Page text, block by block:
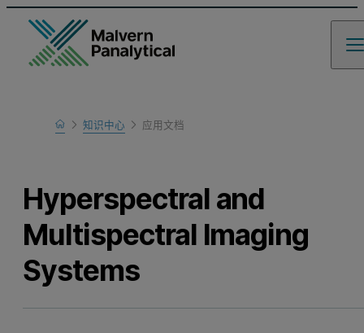
Home
Learn
知识中心 应用文档
Hyperspectral and
Multispectral Imaging
Systems